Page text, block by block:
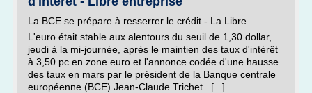
La BCE se prépare à resserrer le crédit - La Libre
L'euro était stable aux alentours du seuil de 1,30 dollar,
jeudi à la mi-journée, après le maintien des taux d'intérêt
à 3,50 pc en zone euro et l'annonce codée d'une hausse
des taux en mars par le président de la Banque centrale
européenne (BCE) Jean-Claude Trichet. [...]